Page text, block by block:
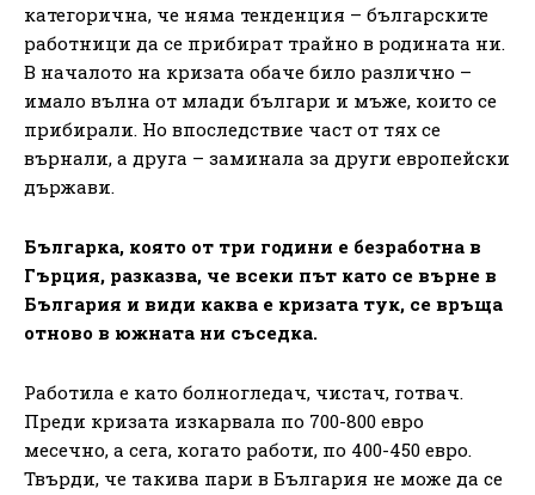
категорична, че няма тенденция – българските
работници да се прибират трайно в родината ни.
В началото на кризата обаче било различно –
имало вълна от млади българи и мъже, които се
прибирали. Но впоследствие част от тях се
върнали, а друга – заминала за други европейски
държави.
Българка, която от три години е безработна в
Гърция, разказва, че всеки път като се върне в
България и види каква е кризата тук, се връща
отново в южната ни съседка.
Работила е като болногледач, чистач, готвач.
Преди кризата изкарвала по 700-800 евро
месечно, а сега, когато работи, по 400-450 евро.
Твърди, че такива пари в България не може да се